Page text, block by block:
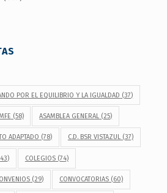
POR EL EQUILIBRIO Y LA IGUALDAD (37)
(58) ASAMBLEA GENERAL (25)
ADAPTADO (78) C.D. BSR VISTAZUL(37)
COLEGIOS(74)
(29) CONVOCATORIAS(60)